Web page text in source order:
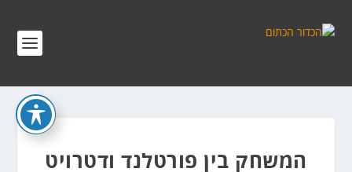
המשחק בין פורטלנד ודטרויט